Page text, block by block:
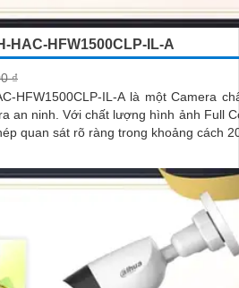
HAC-HFW1500CLP-IL-A
₫
HFW1500CLP-IL-A là một Camera
ảnh Full Color ban
quan sát rõ ràng trong khoảng cách